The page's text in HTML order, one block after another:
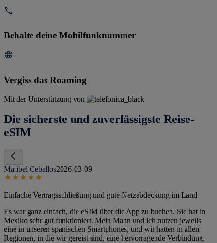
Behalte deine Mobilfunknummer
Vergiss das Roaming
Mit der Unterstützung von
Die sicherste und zuverlässigste Reise-
eSIM
Maribel Ceballos2026-03-09
Einfache Vertragsschließung und gute Netzabdeckung im Land
Es war ganz einfach, die eSIM über die App zu buchen. Sie hat in
Mexiko sehr gut funktioniert. Mein Mann und ich nutzen jeweils
eine in unseren spanischen Smartphones, und wir hatten in allen
Regionen, in die wir gereist sind, eine hervorragende Verbindung.